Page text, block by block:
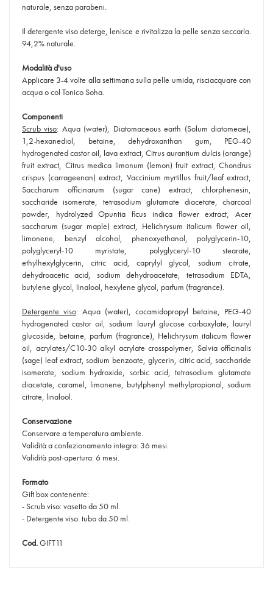
naturale, senza parabeni.
Il detergente viso deterge, lenisce e rivitalizza la pelle senza seccarla.
94,2% naturale.
Modalità d'uso
Applicare 3-4 volte alla settimana sulla pelle umida, risciacquare con
acqua o col Tonico Soha.
Componenti
Scrub viso: Aqua (water), Diatomaceous earth (Solum diatomeae),
1,2-hexanediol, betaine, dehydroxanthan gum, PEG-40
hydrogenated castor oil, lava extract, Citrus aurantium dulcis (orange)
fruit extract, Citrus medica limonum (lemon) fruit extract, Chondrus
crispus (carrageenan) extract, Vaccinium myrtillus fruit/leaf extract,
Saccharum officinarum (sugar cane) extract, chlorphenesin,
saccharide isomerate, tetrasodium glutamate diacetate, charcoal
powder, hydrolyzed Opuntia ficus indica flower extract, Acer
saccharum (sugar maple) extract, Helichrysum italicum flower oil,
limonene, benzyl alcohol, phenoxyethanol, polyglycerin-10,
polyglyceryl-10 myristate, polyglyceryl-10 stearate,
ethylhexylglycerin, citric acid, caprylyl glycol, sodium citrate,
dehydroacetic acid, sodium dehydroacetate, tetrasodium EDTA,
butylene glycol, linalool, hexylene glycol, parfum (fragrance).
Detergente viso: Aqua (water), cocamidopropyl betaine, PEG-40
hydrogenated castor oil, sodium lauryl glucose carboxylate, lauryl
glucoside, betaine, parfum (fragrance), Helichrysum italicum flower
oil, acrylates/C10-30 alkyl acrylate crosspolymer, Salvia officinalis
(sage) leaf extract, sodium benzoate, glycerin, citric acid, saccharide
isomerate, sodium hydroxide, sorbic acid, tetrasodium glutamate
diacetate, caramel, limonene, butylphenyl methylpropional, sodium
citrate, linalool.
Conservazione
Conservare a temperatura ambiente.
Validità a confezionamento integro: 36 mesi.
Validità post-apertura: 6 mesi.
Formato
Gift box contenente:
- Scrub viso: vasetto da 50 ml.
- Detergente viso: tubo da 50 ml.
Cod.GIFT11